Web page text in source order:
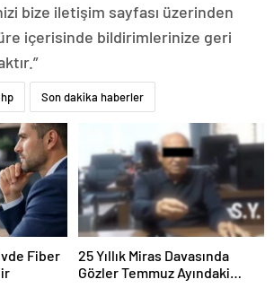
bize iletişim sayfası üzerinden
içerisinde bildirimlerinize geri
Son dakika haberler
Fiber
25 Yıllık Miras Davasında
Gözler Temmuz Ayındaki